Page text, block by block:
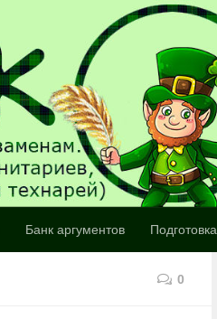
Банк аргументов Подготовка
0